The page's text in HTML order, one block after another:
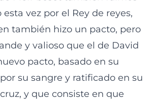
esta vez por el Rey de reyes,
también hizo un pacto, pero
y valioso que el de David
pacto, basado en su
su sangre y ratificado en su
y que consiste en que